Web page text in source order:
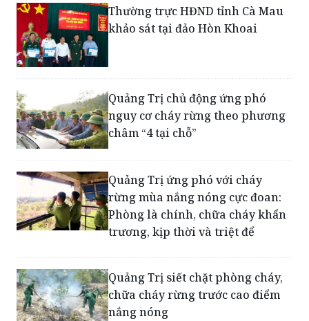
Thường trực HĐND tỉnh Cà Mau
khảo sát tại đảo Hòn Khoai
Quảng Trị chủ động ứng phó
nguy cơ cháy rừng theo phương
châm “4 tại chỗ”
Quảng Trị ứng phó với cháy
rừng mùa nắng nóng cực đoan:
Phòng là chính, chữa cháy khẩn
trương, kịp thời và triệt để
Quảng Trị siết chặt phòng cháy,
chữa cháy rừng trước cao điểm
nắng nóng